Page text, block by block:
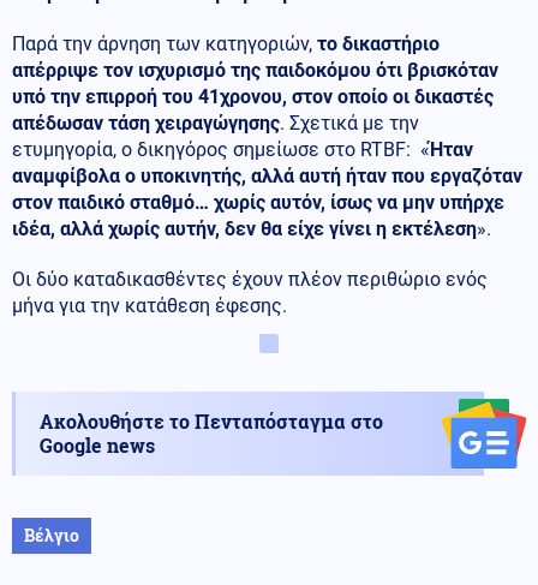
Παρά την άρνηση των κατηγοριών, το δικαστήριο
απέρριψε τον ισχυρισμό της παιδοκόμου ότι βρισκόταν
υπό την επιρροή του 41χρονου, στον οποίο οι δικαστές
απέδωσαν τάση χειραγώγησης. Σχετικά με την
ετυμηγορία, ο δικηγόρος σημείωσε στο RTBF: «Ήταν
αναμφίβολα ο υποκινητής, αλλά αυτή ήταν που εργαζόταν
στον παιδικό σταθμό… χωρίς αυτόν, ίσως να μην υπήρχε
ιδέα, αλλά χωρίς αυτήν, δεν θα είχε γίνει η εκτέλεση».
Οι δύο καταδικασθέντες έχουν πλέον περιθώριο ενός
μήνα για την κατάθεση έφεσης.
Ακολουθήστε το Πενταπόσταγμα στο
Google news
Βέλγιο